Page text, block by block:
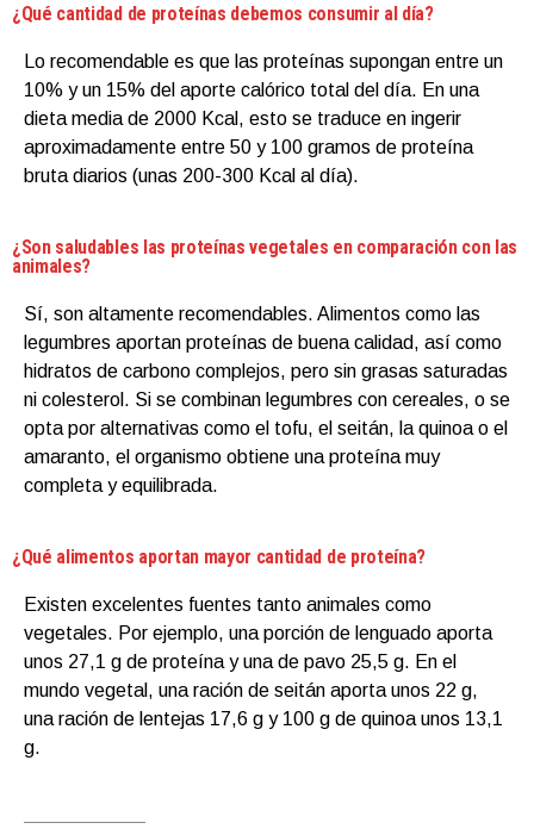
¿Qué cantidad de proteínas debemos consumir al día?
Lo recomendable es que las proteínas supongan entre un
10% y un 15% del aporte calórico total del día. En una
dieta media de 2000 Kcal, esto se traduce en ingerir
aproximadamente entre 50 y 100 gramos de proteína
bruta diarios (unas 200-300 Kcal al día).
¿Son saludables las proteínas vegetales en comparación con las
animales?
Sí, son altamente recomendables. Alimentos como las
legumbres aportan proteínas de buena calidad, así como
hidratos de carbono complejos, pero sin grasas saturadas
ni colesterol. Si se combinan legumbres con cereales, o se
opta por alternativas como el tofu, el seitán, la quinoa o el
amaranto, el organismo obtiene una proteína muy
completa y equilibrada.
¿Qué alimentos aportan mayor cantidad de proteína?
Existen excelentes fuentes tanto animales como
vegetales. Por ejemplo, una porción de lenguado aporta
unos 27,1 g de proteína y una de pavo 25,5 g. En el
mundo vegetal, una ración de seitán aporta unos 22 g,
una ración de lentejas 17,6 g y 100 g de quinoa unos 13,1
g.